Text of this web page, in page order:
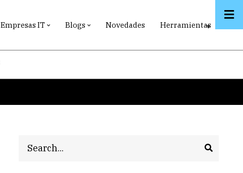
Empresas IT Blogs Novedades Herramientas